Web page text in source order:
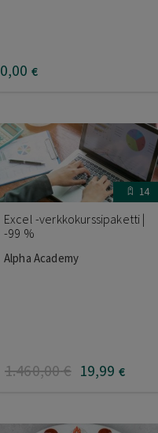
0,00 €
14
Excel -verkkokurssipaketti |
-99 %
Alpha Academy
1.460,00€ 19,99 €